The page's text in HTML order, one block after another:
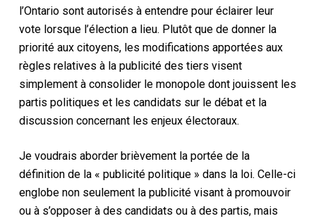
l’Ontario sont autorisés à entendre pour éclairer leur
vote lorsque l’élection a lieu. Plutôt que de donner la
priorité aux citoyens, les modifications apportées aux
règles relatives à la publicité des tiers visent
simplement à consolider le monopole dont jouissent les
partis politiques et les candidats sur le débat et la
discussion concernant les enjeux électoraux.
Je voudrais aborder brièvement la portée de la
définition de la « publicité politique » dans la loi. Celle-ci
englobe non seulement la publicité visant à promouvoir
ou à s’opposer à des candidats ou à des partis, mais